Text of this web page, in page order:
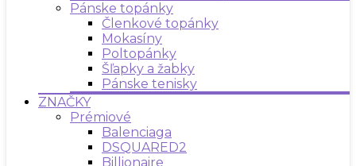
Pánske topánky
Členkové topánky
Mokasíny
Poltopánky
Šľapky a žabky
Pánske tenisky
ZNAČKY
Prémiové
Balenciaga
DSQUARED2
Billionaire